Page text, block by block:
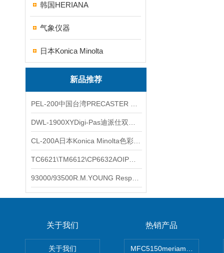
韩国HERIANA
气象仪器
日本Konica Minolta
新品推荐
关于我们
关于我们
热销产品
MFC5150meriam智能手操器